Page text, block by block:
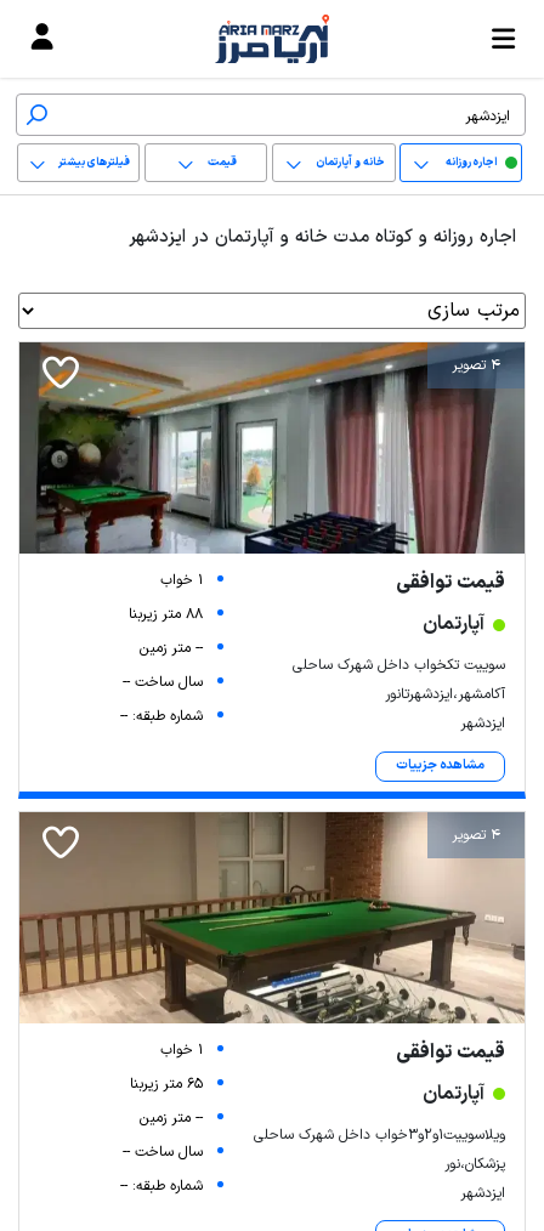
اجاره روزانه خانه و آپارتمان قیمت فیلترهای بیشتر
پاک کردن محدوده
انتخابی
اجاره روزانه و کوتاه مدت خانه و آپارتمان در ایزدشهر
4 تصویر
قیمت توافقی
آپارتمان
سوییت تکخواب داخل شهرک ساحلی
آکامشهر،ایزدشهرتانور
ایزدشهر
مشاهده جزییات
1 خواب
88 متر زیربنا
-- متر زمین
سال ساخت --
شماره طبقه: --
4 تصویر
قیمت توافقی
آپارتمان
ویلاسوییت۱و۲و۳خواب داخل شهرک ساحلی
پزشکان،نور
ایزدشهر
1 خواب
65 متر زیربنا
-- متر زمین
سال ساخت --
شماره طبقه: --